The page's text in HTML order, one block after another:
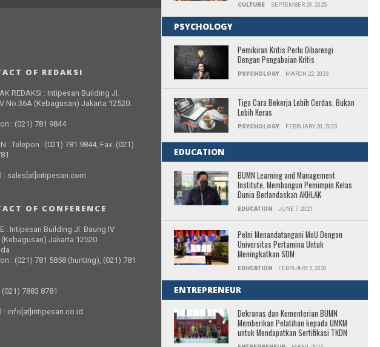
CULTURE SEPTEMBER 29, 2025
PSYCHOLOGY
Pemikiran Kritis Perlu Dibarengi
Dengan Pengabaian Kritis
PSYCHOLOGY MARCH 22, 2023
Tiga Cara Bekerja Lebih Cerdas, Bukan
Lebih Keras
PSYCHOLOGY FEBRUARY 20, 2023
EDUCATION
BUMN Learning and Management
Institute, Membangun Pemimpin Kelas
Dunia Berlandaskan AKHLAK
EDUCATION JUNE 7, 2021
Pelni Menandatangani MoU Dengan
Universitas Pertamina Untuk
Meningkatkan SDM
EDUCATION FEBRUARY 5, 2020
ENTREPRENEUR
Dekranas dan Kementerian BUMN
Memberikan Pelatihan kepada UMKM
untuk Mendapatkan Sertifikasi TKDN
OF REDAKSI
REDAKSI : Intipesan Building Jl.
No.36A (Kebagusan) Jakarta 12520.
: (021) 781 9844
: Telepon : (021) 781 9844, Fax. (021)
: sales[at]intipesan.com
OF CONFERENCE
: Intipesan Building Jl. Baung IV
Jakarta 12520.
: (021) 781 5858 (hunting), (021) 781
(021) 7883 8781
: info[at]intipesan.co.id